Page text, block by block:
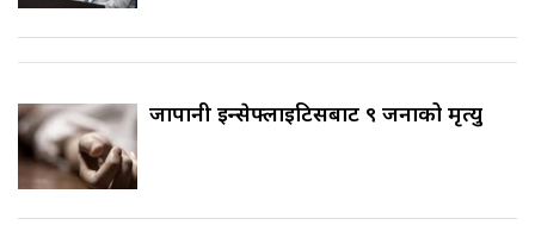
जापानी इन्सेफ्लाइटिसबाट ९ जनाको मृत्यु